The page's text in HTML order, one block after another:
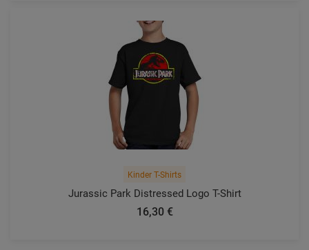
Kinder T-Shirts
Jurassic Park Distressed Logo T-Shirt
16,30 €